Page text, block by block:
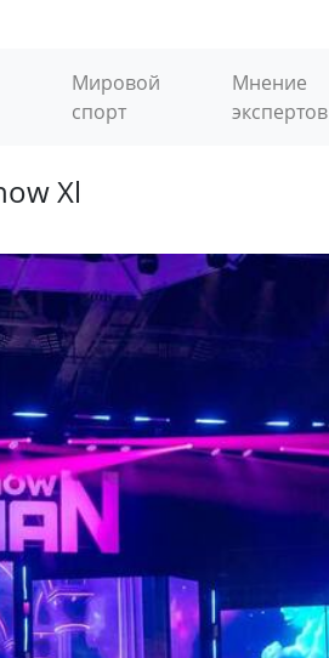
Мировой
спорт
Мнение
экспертов
Xl